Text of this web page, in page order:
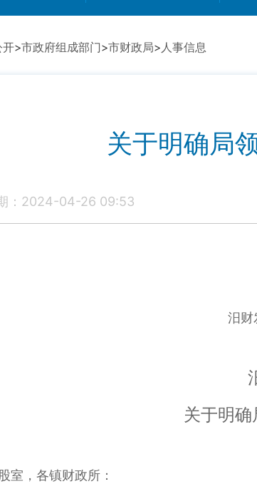
开>市政府组成部门>市财政局>人事信息
关于明确局
：2024-04-26 09:53
汨
关于明确
，各镇财政所：